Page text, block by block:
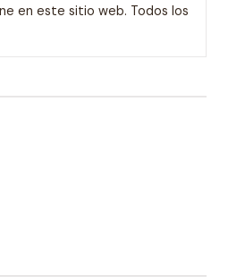
en este sitio web. Todos los